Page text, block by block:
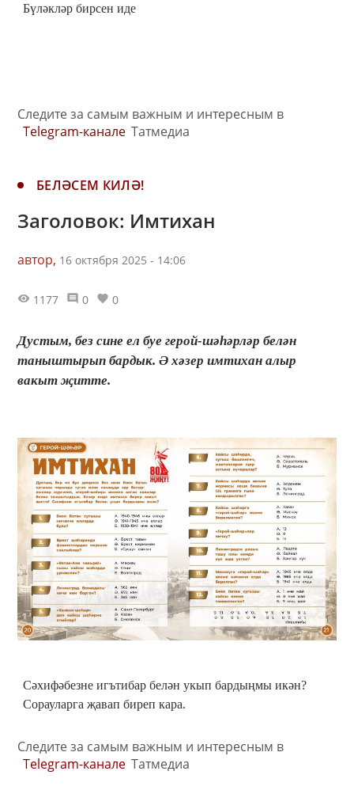
Бүләкләр бирсен иде
Следите за самым важным и интересным в
Telegram-канале Татмедиа
БЕЛӘСЕМ КИЛӘ!
Заголовок: Имтихан
автор, 16 октября 2025 - 14:06
1177 0 0
Дустым, без сине ел буе герой-шәһәрләр белән
таныштырып бардык. Ә хәзер имтихан алыр
вакыт җитте.
Сәхифәбезне игътибар белән укып бардыңмы икән?
Сорауларга җавап биреп кара.
Следите за самым важным и интересным в
Telegram-канале Татмедиа